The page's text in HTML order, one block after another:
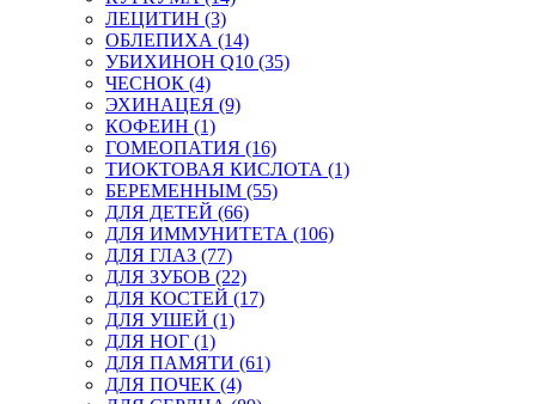
ЛЕЦИТИН (3)
ОБЛЕПИХА (14)
УБИХИНОН Q10 (35)
ЧЕСНОК (4)
ЭХИНАЦЕЯ (9)
КОФЕИН (1)
ГОМЕОПАТИЯ (16)
ТИОКТОВАЯ КИСЛОТА (1)
БЕРЕМЕННЫМ (55)
ДЛЯ ДЕТЕЙ (66)
ДЛЯ ИММУНИТЕТА (106)
ДЛЯ ГЛАЗ (77)
ДЛЯ ЗУБОВ (22)
ДЛЯ КОСТЕЙ (17)
ДЛЯ УШЕЙ (1)
ДЛЯ НОГ (1)
ДЛЯ ПАМЯТИ (61)
ДЛЯ ПОЧЕК (4)